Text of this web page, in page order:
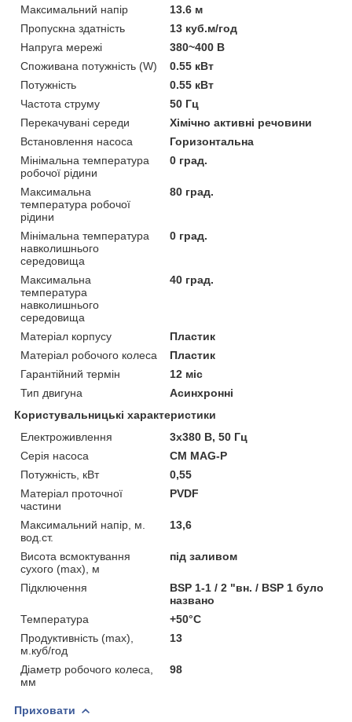
Максимальний напір
13.6 м
Пропускна здатність
13 куб.м/год
Напруга мережі
380~400 В
Споживана потужність (W)
0.55 кВт
Потужність
0.55 кВт
Частота струму
50 Гц
Перекачувані середи
Хімічно активні речовини
Встановлення насоса
Горизонтальна
Мінімальна температура
робочої рідини
0 град.
Максимальна
температура робочої
рідини
80 град.
Мінімальна температура
навколишнього
середовища
0 град.
Максимальна
температура
навколишнього
середовища
40 град.
Матеріал корпусу
Пластик
Матеріал робочого колеса
Пластик
Гарантійний термін
12 міс
Тип двигуна
Асинхронні
Користувальницькі характеристики
Електроживлення
3х380 В, 50 Гц
Серія насоса
CM MAG-P
Потужність, кВт
0,55
Матеріал проточної
частини
PVDF
Максимальний напір, м.
вод.ст.
13,6
Висота всмоктування
сухого (max), м
під заливом
Підключення
BSP 1-1 / 2 "вн. / BSP 1 було
названо
Температура
+50°C
Продуктивність (max),
м.куб/год
13
Діаметр робочого колеса,
мм
98
Приховати